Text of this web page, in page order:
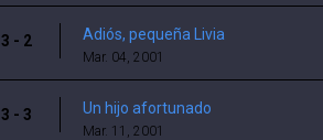
3 - 2 Adiós, pequeña Livia
Mar. 04, 2001
3 - 3 Un hijo afortunado
Mar. 11, 2001